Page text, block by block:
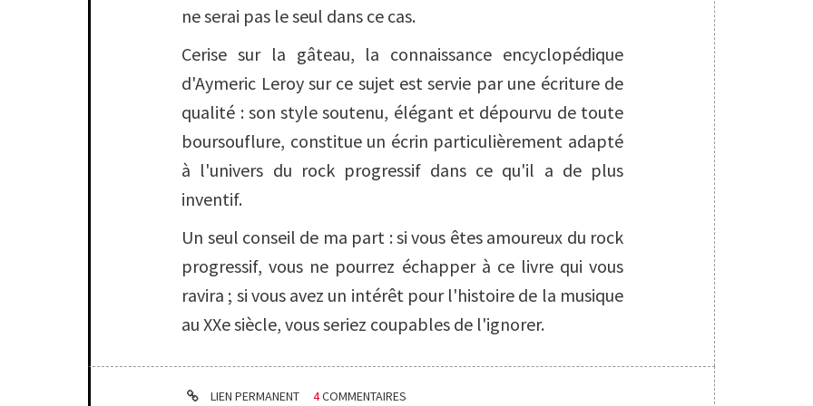
ne serai pas le seul dans ce cas.
Cerise sur la gâteau, la connaissance encyclopédique
d'Aymeric Leroy sur ce sujet est servie par une écriture de
qualité : son style soutenu, élégant et dépourvu de toute
boursouflure, constitue un écrin particulièrement adapté
à l'univers du rock progressif dans ce qu'il a de plus
inventif.
Un seul conseil de ma part : si vous êtes amoureux du rock
progressif, vous ne pourrez échapper à ce livre qui vous
ravira ; si vous avez un intérêt pour l'histoire de la musique
au XXe siècle, vous seriez coupables de l'ignorer.
LIEN PERMANENT 4COMMENTAIRES